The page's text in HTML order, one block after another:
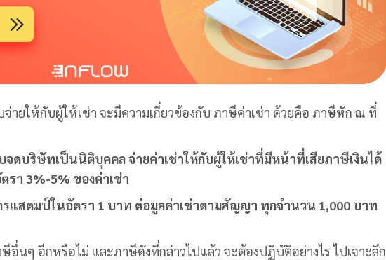
ายให้กับผู้ให้เช่า จะมีความเกี่ยวข้องกับ ภาษีค่าเช่า ด้วยคือ ภาษีหัก ณ ที่
ดบริษัทเป็นนิติบุคคล จ่ายค่าเช่าให้กับผู้ให้เช่าที่มีหน้าที่เสียภาษีเงินได้
า 3%-5% ของค่าเช่า
แสตมป์ในอัตรา 1 บาท ต่อมูลค่าเช่าตามสัญญา ทุกจำนวน 1,000 บาท
อื่นๆ อีกหรือไม่ และภาษีดังที่กล่าวไปแล้ว จะต้องปฏิบัติอย่างไร ไปเจาะลึก